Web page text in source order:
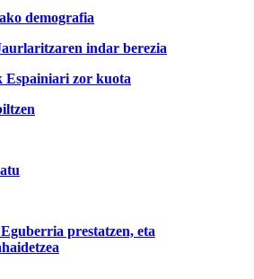
demografia
indar berezia
Espainiari zor kuota
prestatzen, eta